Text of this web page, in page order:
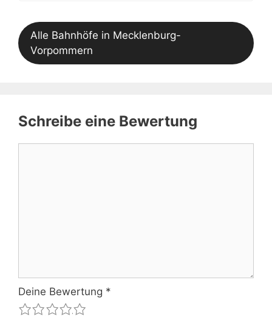
Alle Bahnhöfe in Mecklenburg-
Vorpommern
Schreibe eine Bewertung
Deine Bewertung *
4
3
2
1